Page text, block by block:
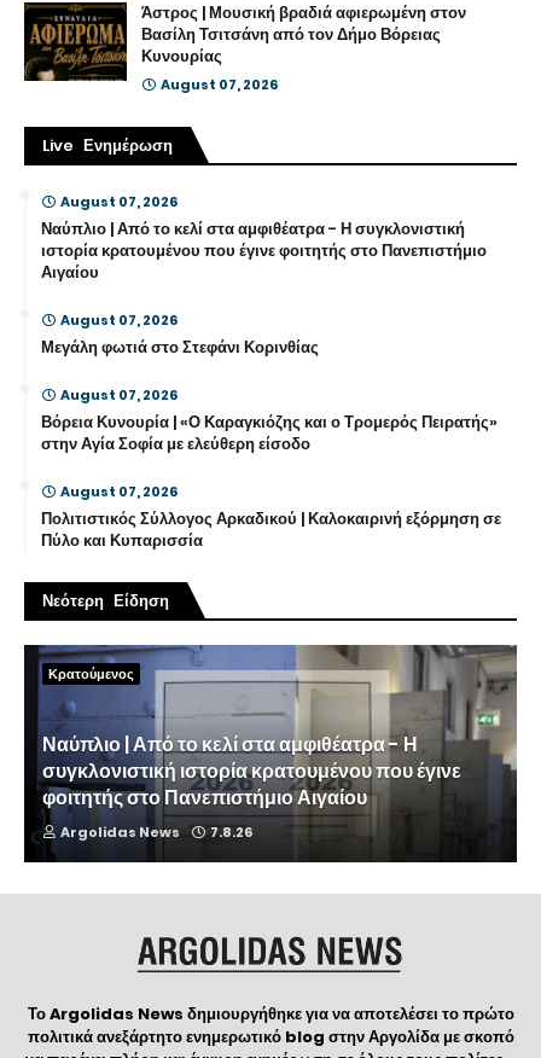
Άστρος | Μουσική βραδιά αφιερωμένη στον
Βασίλη Τσιτσάνη από τον Δήμο Βόρειας
Κυνουρίας
August 07, 2026
Live Ενημέρωση
August 07, 2026
Ναύπλιο | Από το κελί στα αμφιθέατρα - Η συγκλονιστική
ιστορία κρατουμένου που έγινε φοιτητής στο Πανεπιστήμιο
Αιγαίου
August 07, 2026
Μεγάλη φωτιά στο Στεφάνι Κορινθίας
August 07, 2026
Βόρεια Κυνουρία | «Ο Καραγκιόζης και ο Τρομερός Πειρατής»
στην Αγία Σοφία με ελεύθερη είσοδο
August 07, 2026
Πολιτιστικός Σύλλογος Αρκαδικού | Καλοκαιρινή εξόρμηση σε
Πύλο και Κυπαρισσία
Νεότερη Είδηση
Κρατούμενος
Ναύπλιο | Από το κελί στα αμφιθέατρα - Η
συγκλονιστική ιστορία κρατουμένου που έγινε
φοιτητής στο Πανεπιστήμιο Αιγαίου
Argolidas News 7.8.26
Το Argolidas News δημιουργήθηκε για να αποτελέσει το πρώτο
πολιτικά ανεξάρτητο ενημερωτικό blog στην Αργολίδα με σκοπό